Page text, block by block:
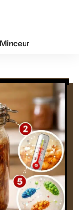
Minceur